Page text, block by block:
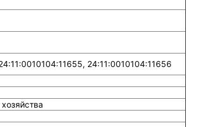
24:11:0010104:11656